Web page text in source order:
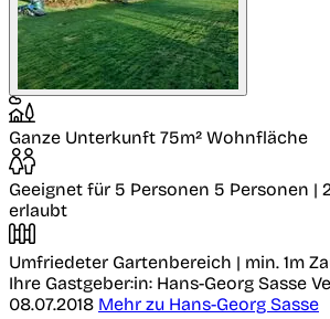
Ganze Unterkunft 75m² Wohnfläche
Geeignet für 5 Personen 5 Personen |
erlaubt
Umfriedeter Gartenbereich | min. 1m
Ihre Gastgeber:in: Hans-Georg Sasse
08.07.2018 Mehr zu Hans-Georg Sasse